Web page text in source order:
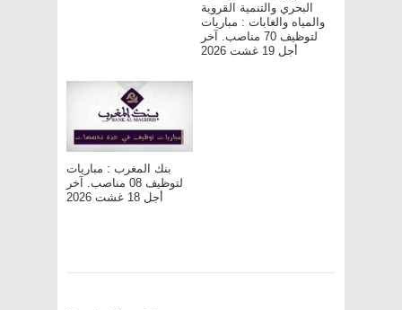
البحري والتنمية القروية
والمياه والغابات : مباريات
لتوظيف 70 مناصب. آخر
أجل 19 غشت 2026
بنك المغرب : مباريات
لتوظيف 08 مناصب. آخر
أجل 18 غشت 2026